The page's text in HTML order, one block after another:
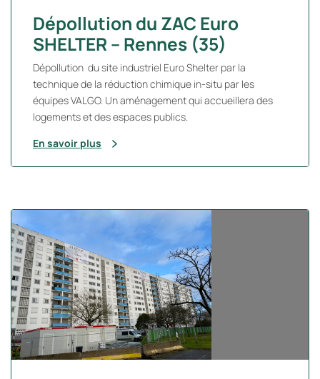
Dépollution du ZAC Euro
SHELTER – Rennes (35)
Dépollution du site industriel Euro Shelter par la
technique de la réduction chimique in-situ par les
équipes VALGO. Un aménagement qui accueillera des
logements et des espaces publics.
En savoir plus